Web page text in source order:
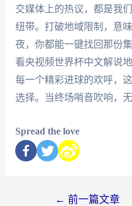
交媒体上的热议，都是我
纽带。打破地域限制，意
夜，你都能一键找回那份
看央视频世界杯中文解说
每一个精彩进球的欢呼，
选择。当终场哨音吹响，
Spread the love
← 前一篇文章